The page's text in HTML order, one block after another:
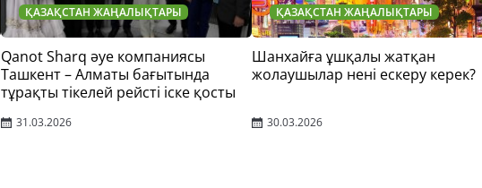
ҚАЗАҚСТАН ЖАҢАЛЫҚТАРЫ
Qanot Sharq әуе компаниясы
Ташкент – Алматы бағытында
тұрақты тікелей рейсті іске қосты
31.03.2026
ҚАЗАҚСТАН ЖАҢАЛЫҚТАРЫ
Шанхайға ұшқалы жатқан
жолаушылар нені ескеру керек?
30.03.2026